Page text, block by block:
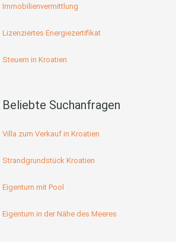
Immobilienvermittlung
Lizenziertes Energiezertifikat
Steuern in Kroatien
Beliebte Suchanfragen
Villa zum Verkauf in Kroatien
Strandgrundstück Kroatien
Eigentum mit Pool
Eigentum in der Nähe des Meeres